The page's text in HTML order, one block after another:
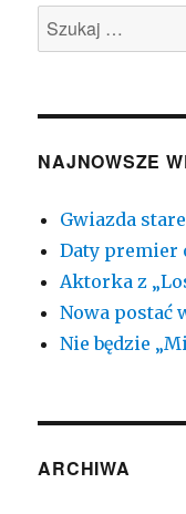
Szukaj:
NAJNOWSZE
Gwiazda
Daty premier
Aktorka z
Nowa postać
Nie będzie
ARCHIWA